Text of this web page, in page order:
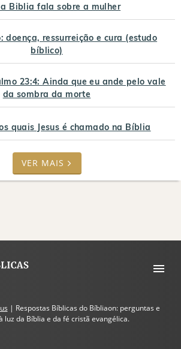
a Biblia fala sobre a mulher
doença, ressurreição e cura (estudo
bíblico)
23:4: Ainda que eu ande pelo vale
da sombra da morte
quais Jesus é chamado na Bíblia
VER MAIS
| Respostas Bíblicas do Bíbliaon: perguntas e
luz da Bíblia e da fé cristã evangélica.